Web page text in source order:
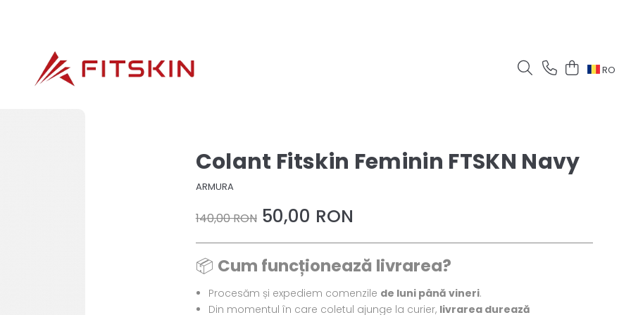
RO
Colant Fitskin Feminin FTSKN Navy
ARMURA
140,00 RON 50,00 RON
📦 Cum funcționează livrarea?
Procesăm și expediem comenzile de luni până vineri.
Din momentul în care coletul ajunge la curier, livrarea durează